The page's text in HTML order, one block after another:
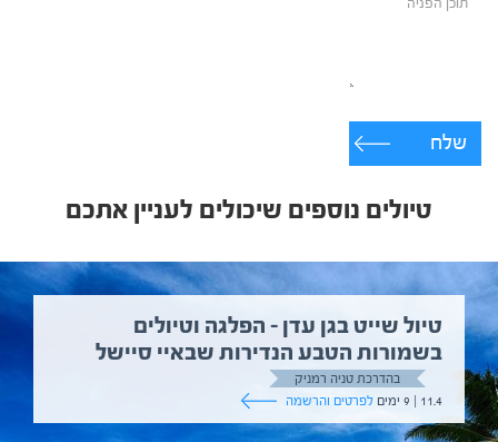
שלח
טיולים נוספים שיכולים לעניין אתכם
טיול שייט בגן עדן – הפלגה וטיולים
בשמורות הטבע הנדירות שבאיי סיישל
בהדרכת טניה רמניק
11.4 | 9 ימים
לפרטים והרשמה